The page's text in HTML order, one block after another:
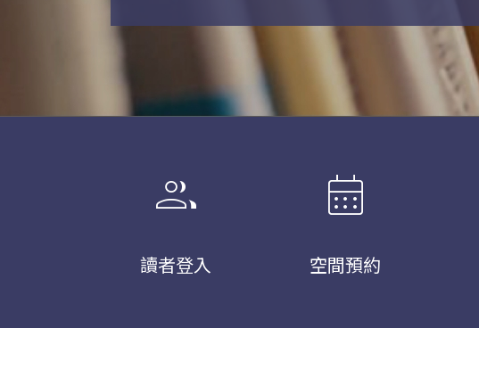
group
讀者登入
calendar_month
空間預約